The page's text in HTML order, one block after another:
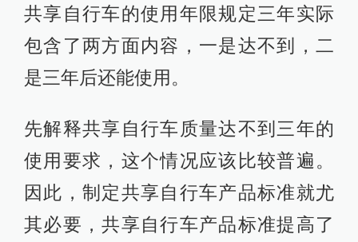
共享自行车的使用年限规定三年实际
包含了两方面内容，一是达不到，二
是三年后还能使用。
先解释共享自行车质量达不到三年的
使用要求，这个情况应该比较普遍。
因此，制定共享自行车产品标准就尤
其必要，共享自行车产品标准提高了